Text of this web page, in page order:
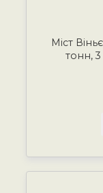
Міст
тонн,